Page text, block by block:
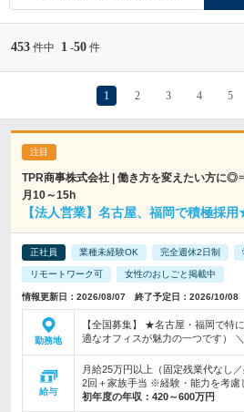
453 件中 1 -50 件
1 2 3 4 5
TPR商事株式会社 | 働き方を変えたい方に
月10～15h
【法人営業】名古屋、福岡で積極採
正社員 業種未経験OK 完全週休2日制
リモートワーク可 女性のおしごと掲載中
情報更新日：2026/08/07 終了予定日：2026/10/08
勤務地
【全国募集】 ★名古屋・福岡で特
適なオフィスが魅力の一つです）
給与
月給25万円以上（固定残業代なし
2回＋家族手当 ※経験・能力を考慮
初年度の年収： 420～600万円